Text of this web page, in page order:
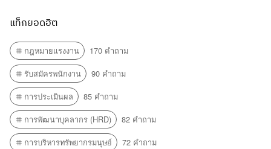
แท็กยอดฮิต
กฎหมายแรงงาน
170 คำถาม
รับสมัครพนักงาน
90 คำถาม
การประเมินผล
85 คำถาม
การพัฒนาบุคลากร (HRD)
82 คำถาม
การบริหารทรัพยากรมนุษย์
72 คำถาม